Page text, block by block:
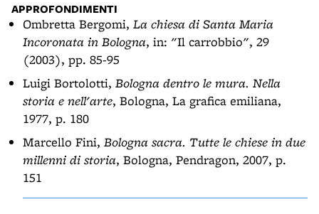
APPROFONDIMENTI
Ombretta Bergomi, La chiesa di Santa Maria
Incoronata in Bologna, in: "Il carrobbio", 29
(2003), pp. 85-95
Luigi Bortolotti, Bologna dentro le mura. Nella
storia e nell'arte, Bologna, La grafica emiliana,
1977, p. 180
Marcello Fini, Bologna sacra. Tutte le chiese in due
millenni di storia, Bologna, Pendragon, 2007, p.
151